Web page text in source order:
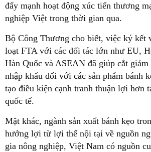
đẩy mạnh hoạt động xúc tiến thương
nghiệp Việt trong thời gian qua.
Bộ Công Thương cho biết, việc ký kết
loạt FTA với các đối tác lớn như EU,
Hàn Quốc và ASEAN đã giúp cắt
nhập khẩu đối với các sản phẩm bánh
tạo điều kiện cạnh tranh thuận lợi hơn
quốc tế.
Mặt khác, ngành sản xuất bánh kẹo
hưởng lợi từ lợi thế nội tại về nguồn
gia nông nghiệp, Việt Nam có nguồn